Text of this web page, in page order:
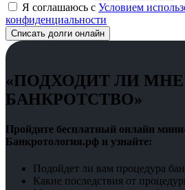
Я соглашаюсь с Условием
конфиденциальности
Списать долги онлайн
«ПОДХОДИТ ЛИ МНЕ
БАНКРОТСТВО»
Пройдите бесплатный онлайн
Банкротология.рф и узнайте:
Подойдет ли вам процедура
Какие последствия от